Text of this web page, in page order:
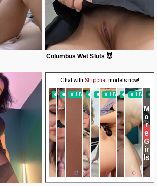
Columbus Wet Sluts 😈